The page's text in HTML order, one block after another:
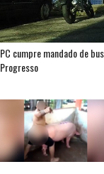
PC cumpre mandado de
Progresso